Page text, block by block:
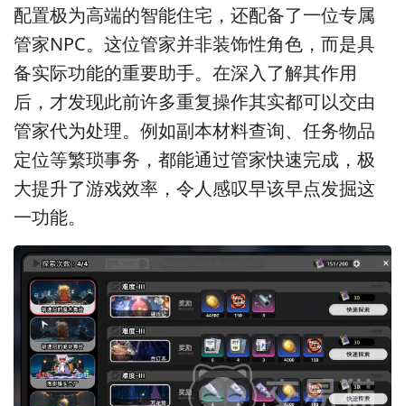
配置极为高端的智能住宅，还配备了一位专属
管家NPC。这位管家并非装饰性角色，而是具
备实际功能的重要助手。在深入了解其作用
后，才发现此前许多重复操作其实都可以交由
管家代为处理。例如副本材料查询、任务物品
定位等繁琐事务，都能通过管家快速完成，极
大提升了游戏效率，令人感叹早该早点发掘这
一功能。